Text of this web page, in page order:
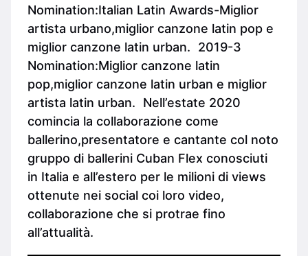
Nomination:Italian Latin Awards-Miglior
artista urbano,miglior canzone latin pop e
miglior canzone latin urban. 2019-3
Nomination:Miglior canzone latin
pop,miglior canzone latin urban e miglior
artista latin urban. Nell’estate 2020
comincia la collaborazione come
ballerino,presentatore e cantante col noto
gruppo di ballerini Cuban Flex conosciuti
in Italia e all’estero per le milioni di views
ottenute nei social coi loro video,
collaborazione che si protrae fino
all’attualità.